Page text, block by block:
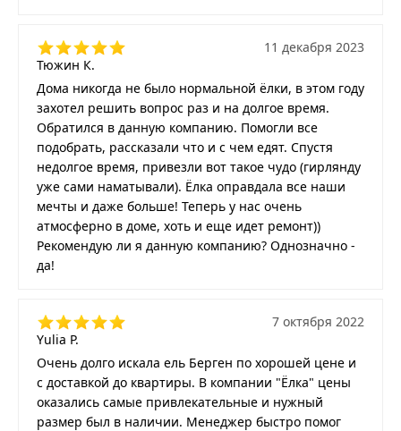
Тюжин К.
11 декабря 2023
Дома никогда не было нормальной ёлки, в этом году
захотел решить вопрос раз и на долгое время.
Обратился в данную компанию. Помогли все
подобрать, рассказали что и с чем едят. Спустя
недолгое время, привезли вот такое чудо (гирлянду
уже сами наматывали). Ёлка оправдала все наши
мечты и даже больше! Теперь у нас очень
атмосферно в доме, хоть и еще идет ремонт))
Рекомендую ли я данную компанию? Однозначно -
да!
Yulia P.
7 октября 2022
Очень долго искала ель Берген по хорошей цене и
с доставкой до квартиры. В компании "Ёлка" цены
оказались самые привлекательные и нужный
размер был в наличии. Менеджер быстро помог